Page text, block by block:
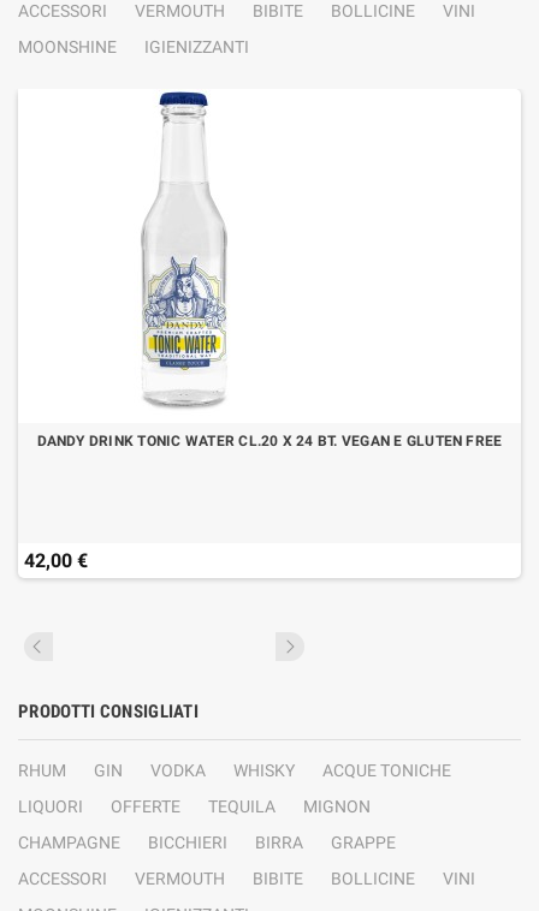
ACCESSORI
VERMOUTH BIBITE BOLLICINE
VINI
MOONSHINE
IGIENIZZANTI
DANDY DRINK TONIC WATER CL.20 X 24 BT. VEGAN E GLUTEN FREE
42,00 €
PRODOTTI CONSIGLIATI
RHUM GIN VODKA WHISKY
ACQUE TONICHE
LIQUORI
OFFERTE TEQUILA
MIGNON
CHAMPAGNE
BICCHIERI BIRRA
GRAPPE
ACCESSORI
VERMOUTH BIBITE BOLLICINE
VINI